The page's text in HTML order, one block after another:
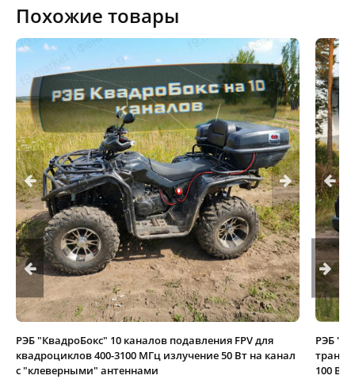
Похожие товары
РЭБ "КвадроБокс" 10 каналов подавления FPV для
квадроциклов 400-3100 МГц излучение 50 Вт на канал
с "клеверными" антеннами
РЭБ
100 Вт